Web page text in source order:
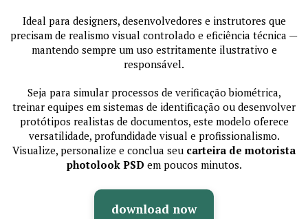
Ideal para designers, desenvolvedores e instrutores que
precisam de realismo visual controlado e eficiência técnica —
mantendo sempre um uso estritamente ilustrativo e
responsável.
Seja para simular processos de verificação biométrica,
treinar equipes em sistemas de identificação ou desenvolver
protótipos realistas de documentos, este modelo oferece
versatilidade, profundidade visual e profissionalismo.
Visualize, personalize e conclua seu carteira de motorista
photolook PSD em poucos minutos.
download now